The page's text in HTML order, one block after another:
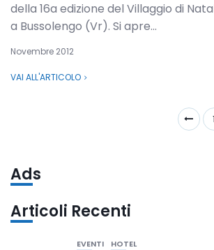
della 16a edizione del Villaggio di
a Bussolengo (Vr). Si apre...
Novembre 2012
VAI ALL'ARTICOLO
1
Ads
Articoli Recenti
EVENTI HOTEL